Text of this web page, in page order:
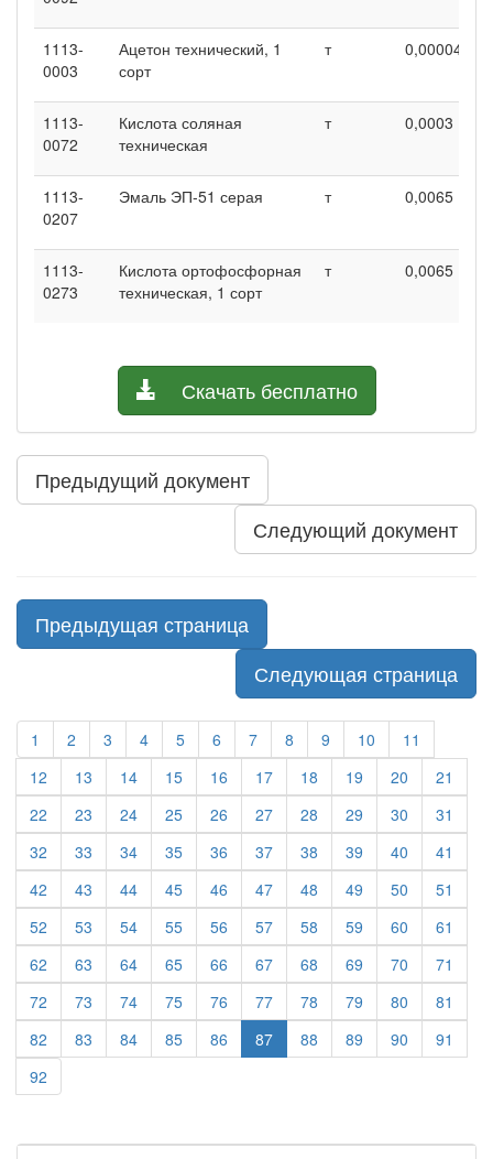
1113-
0003
Ацетон технический, 1
сорт
т 0,00004
1113-
0072
Кислота соляная
техническая
т 0,0003
1113-
0207
Эмаль ЭП-51 серая т 0,0065
1113-
0273
Кислота ортофосфорная
техническая, 1 сорт
т 0,0065
Скачать бесплатно
Предыдущий документ
Следующий документ
Предыдущая страница
Следующая страница
1 2 3 4 5 6 7 8 9 10
11
12
13 14 15 16 17 18 19 20
21
22
23 24 25 26 27 28 29 30
31
32
33 34 35 36 37 38 39 40
41
42
43 44 45 46 47 48 49 50
51
52
53 54 55 56 57 58 59 60
61
62
63 64 65 66 67 68 69 70
71
72
73 74 75 76 77 78 79 80
81
82
83 84 85 86 87 88 89 90
91
92